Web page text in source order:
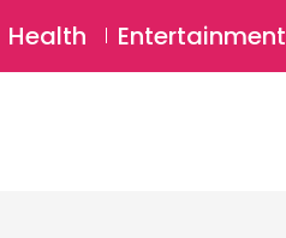
Health Entertainment